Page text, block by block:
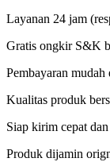
Layanan 24 jam
Gratis ongkir S&K
Pembayaran mudah
Kualitas produk
Siap kirim cepat
Produk dijamin